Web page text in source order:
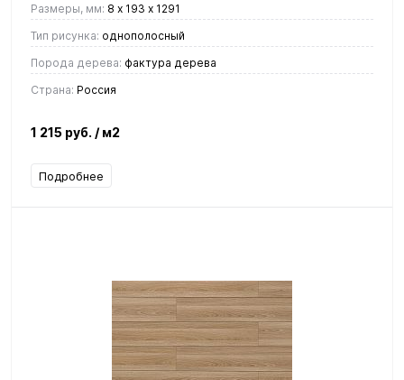
Размеры, мм: 8 х 193 х 1291
Тип рисунка: однополосный
Порода дерева: фактура дерева
Страна: Россия
1 215 руб. / м2
Подробнее